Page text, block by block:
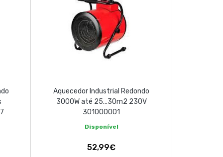
Aquecedor Industrial Redondo
3000W até 25...30m2 230V
301000001
Disponível
52,99€